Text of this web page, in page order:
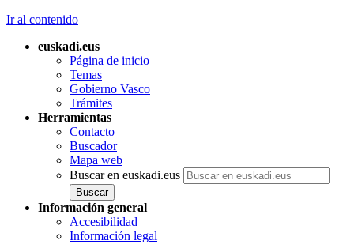
Ir al contenido
euskadi.eus
Página de inicio
Temas
Gobierno Vasco
Trámites
Herramientas
Contacto
Buscador
Mapa web
Buscar en euskadi.eus
Información general
Accesibilidad
Información legal